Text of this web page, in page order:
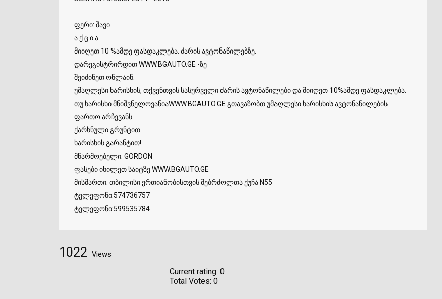
ფერი: შავი
ა ქ ც ი ა
მიიღეთ 10 %ამდე ფასდაკლება. ძარის ავტონაწილებზე.
დარეგისტრირდით WWW.BGAUTO.GE -ზე
შეიძინეთ ონლაინ.
უმაღლესი ხარისხის, თქვენთვის სასურველი ძარის ავტონაწილები და მიიღეთ 10%ამდე ფასდაკლება.
თუ ხარისხი მნიშვნელოვანიაWWW.BGAUTO.GE გთავაზობთ უმაღლესი ხარისხის ავტონაწილების
ფართო არჩევანს.
ქარხნული გრუნტით
ხარისხის გარანტით!
მწარმოებელი: GORDON
ფასები იხილეთ საიტზე WWW.BGAUTO.GE
მისმართი: თბილისი ერთიანობისთვის მებრძოლთა ქუჩა N55
ტელეფონი:574736757
ტელეფონი:599535784
Current rating: 0
Total Votes: 0
1022 Views